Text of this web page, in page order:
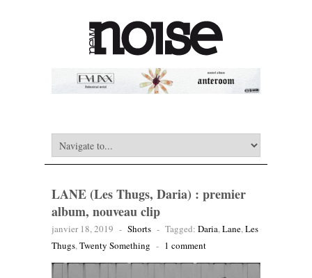
LANE (Les Thugs, Daria) : premier
album, nouveau clip
janvier 18, 2019 - Shorts - Tagged: Daria,Lane,Les
Thugs,Twenty Something - 1 comment